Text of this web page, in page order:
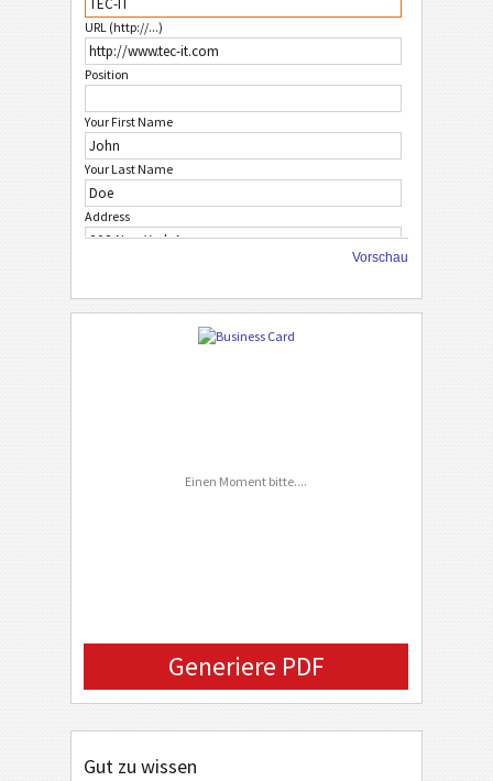
URL (http://...)
Position
Your First Name
Your Last Name
Address
City
Vorschau
Einen Moment bitte....
Generiere PDF
Gut zu wissen